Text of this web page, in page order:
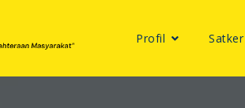
Profil Satker